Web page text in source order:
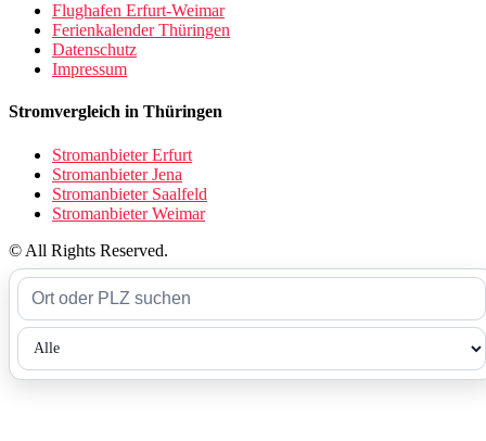
Flughafen Erfurt-Weimar
Ferienkalender Thüringen
Datenschutz
Impressum
Stromvergleich in Thüringen
Stromanbieter Erfurt
Stromanbieter Jena
Stromanbieter Saalfeld
Stromanbieter Weimar
© All Rights Reserved.